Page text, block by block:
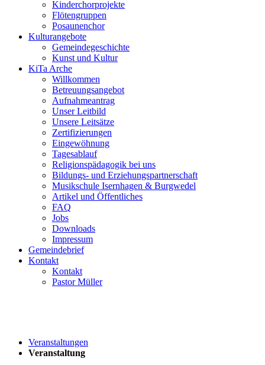
Kinderchorprojekte
Flötengruppen
Posaunenchor
Kulturangebote
Gemeindegeschichte
Kunst und Kultur
KiTa Arche
Willkommen
Betreuungsangebot
Aufnahmeantrag
Unser Leitbild
Unsere Leitsätze
Zertifizierungen
Eingewöhnung
Tagesablauf
Religionspädagogik bei uns
Bildungs- und Erziehungspartnerschaft
Musikschule Isernhagen & Burgwedel
Artikel und Öffentliches
FAQ
Jobs
Downloads
Impressum
Gemeindebrief
Kontakt
Kontakt
Pastor Müller
Veranstaltungen
Veranstaltung